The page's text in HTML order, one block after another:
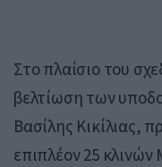
Στο πλαίσιο του
βελτίωση των
Βασίλης Κικίλιας,
επιπλέον 25